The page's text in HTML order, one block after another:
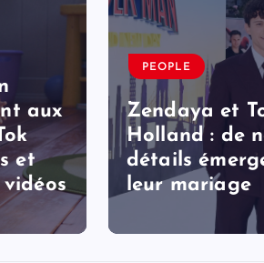
aux
et
PEOPLE
Zendaya et
Holland : de
détails
leur mariage